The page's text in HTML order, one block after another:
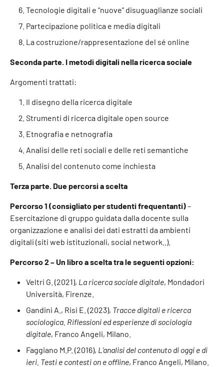
Tecnologie digitali e “nuove” disuguaglianze sociali
Partecipazione politica e media digitali
La costruzione/rappresentazione del sé online
Seconda parte. I metodi digitali nella ricerca sociale
Argomenti trattati:
Il disegno della ricerca digitale
Strumenti di ricerca digitale open source
Etnografia e netnografia
Analisi delle reti sociali e delle reti semantiche
Analisi del contenuto come inchiesta
Terza parte. Due percorsi a scelta
Percorso 1 (consigliato per studenti frequentanti)–
Esercitazione di gruppo guidata dalla docente sulla
organizzazione e analisi dei dati estratti da ambienti
digitali (siti web istituzionali, social network..).
Percorso 2 – Un libro a scelta tra le seguenti opzioni:
Veltri G. (2021), La ricerca sociale digitale, Mondadori
Università, Firenze.
Gandini A., Risi E. (2023), Tracce digitali e ricerca
sociologica. Riflessioni ed esperienze di sociologia
digitale, Franco Angeli, Milano.
Faggiano M.P. (2016), L’analisi del contenuto di oggi e di
ieri. Testi e contesti on e offline, Franco Angeli, Milano.